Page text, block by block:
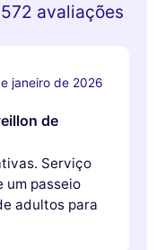
avaliações
janeiro de 2026
de
Serviço
um passeio
adultos para